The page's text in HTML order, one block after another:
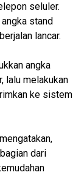
seluler.
stand
lancar.
angka
lalu melakukan
ke sistem
dari